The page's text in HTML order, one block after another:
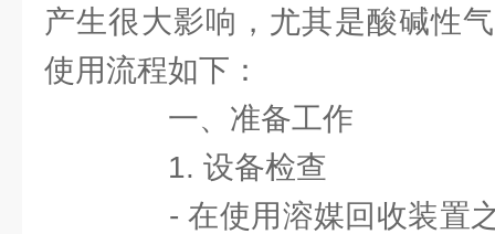
产生很大影响，尤其是酸碱性
使用流程如下：
一、准备工作
1. 设备检查
- 在使用溶媒回收装置之